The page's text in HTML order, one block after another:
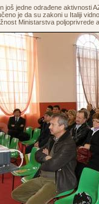
još jedne odrađene aktivnosti
je da su zakoni u Italiji
Ministarstva poljoprivrede